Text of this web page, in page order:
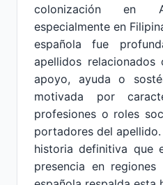
colonización en
especialmente en
española fue
apellidos
apoyo, ayuda o
motivada por
profesiones o roles
portadores del
historia definitiva que
presencia en